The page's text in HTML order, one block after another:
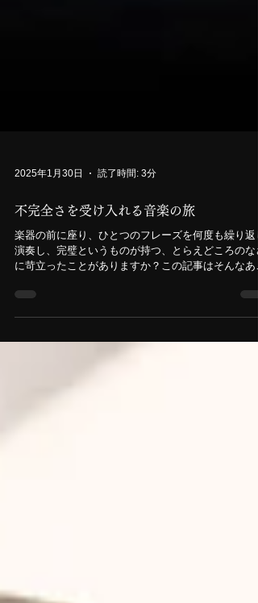
2025年1月30日 読了時間: 3分
不完全さを受け入れる音楽の旅
楽器の前に座り、ひとつのフレーズを何度も繰り返
に苛立ったことがありますか？この記事はそんなあ
たへ書きました。